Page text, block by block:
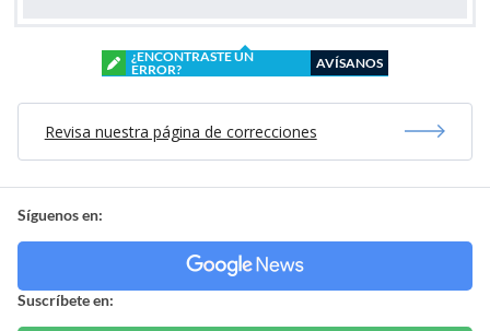
¿ENCONTRASTE UN
ERROR?
AVÍSANOS
Revisa nuestra página de correcciones
Síguenos en:
Suscríbete en: